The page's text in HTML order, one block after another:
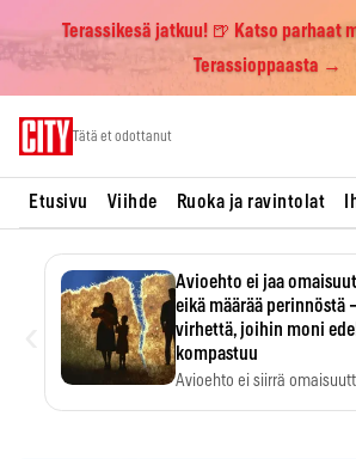
Terassikesä jatkuu! 🍺 Katso parhaat
Terassioppaasta →
Tätä et odottanut
Etusivu Viihde Ruoka ja ravintolat
Avioehto ei jaa
eikä määrää perinnöstä
virhettä, joihin moni
kompastuu
Avioehto ei siirrä